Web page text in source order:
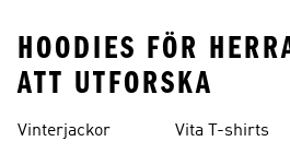
HOODIES FÖR
ATT UTFORSKA
Vinterjackor Vita T-shirts